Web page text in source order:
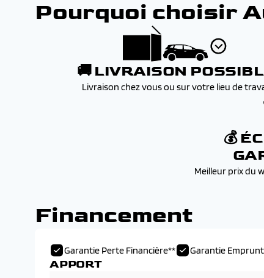
Pourquoi choisir
🚚 LIVRAISON
Livraison chez vous ou sur votre lieu de
💰
Meilleur prix du
Financement
Garantie Perte Financière** Garantie
APPORT